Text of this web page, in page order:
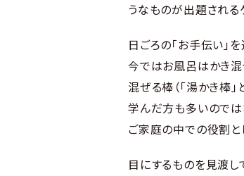
うなものが出題される
日ごろの「お手伝い」
今ではお風呂はかき混
混ぜる棒（「湯かき棒
学んだ方も多いのでは
ご家庭の中での役割と
目にするものを見渡し